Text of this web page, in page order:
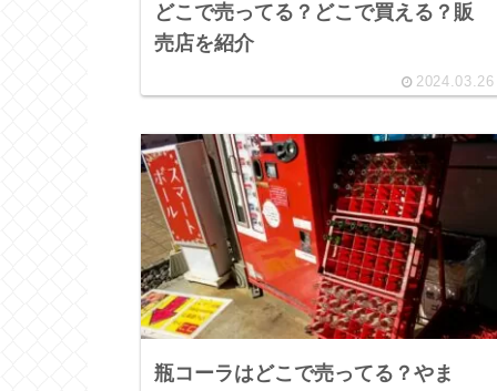
どこで売ってる？どこで買える？販
売店を紹介
2024.03.26
瓶コーラはどこで売ってる？やま